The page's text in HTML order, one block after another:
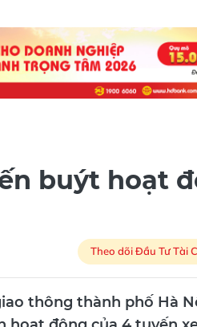
buýt hoạt
Theo dõi Đầu Tư Tài
thông thành phố Hà